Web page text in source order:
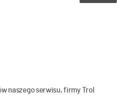
naszego serwisu, firmy Trol